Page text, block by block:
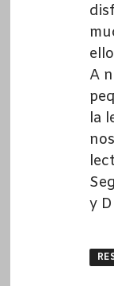
A
la
y